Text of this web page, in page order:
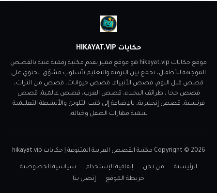
حكايات HIKAYAT.VIP
موقع حكايات hikayat.vip هو موقع مميز يقدم مكتبة رقمية غنية بالقصص
الموجهة للأطفال، تجمع بين الترفيه والتعليم بأسلوب مشوّق. يحتوي على
قصص قبل النوم، قصص الأنبياء، قصص حيوانات، قصص من الثراث،
قصص جحا ، طرائف البخلاء، قصص العرب، قصص عالمية، قصص
فرنسية، قصص إنجليزية، بالإضافة إلى كتب التلوين والأنشطة التعليمية
لتنمية مهارات الطفل وخياله.
Copyright © 2026 مكتبة القصص العربية المتنوعة | حكايات hikayat.vip
الرئيسية من نحن إتفاقية الإستخدام
سياسية الخصوصية
خريطة الموقع
إتصل بنا